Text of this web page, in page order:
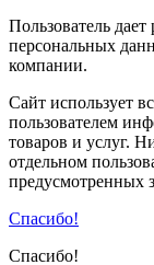
Пользователь
персональных
компании.
Сайт использует
пользователем
товаров и услуг.
отдельном
предусмотренных
Спасибо!
Спасибо!